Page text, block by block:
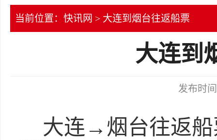
当前位置： 快讯网 > 大连到烟台往返船票
大连到
发布时
大连→烟台往返船